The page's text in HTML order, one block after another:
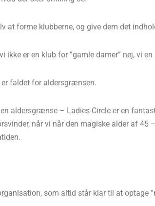
at forme klubberne, og give dem det
ikke er en klub for ”gamle damer” nej, vi
er faldet for aldersgrænsen.
aldersgrænse – Ladies Circle er en
når vi når den magiske alder af
som altid står klar til at optage